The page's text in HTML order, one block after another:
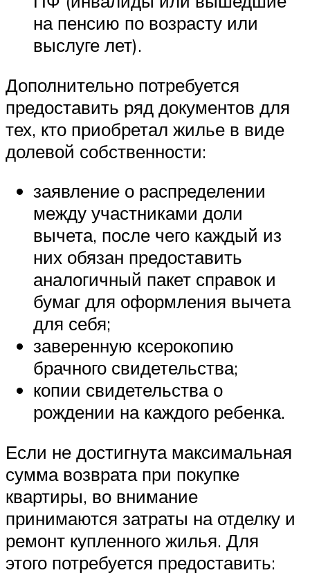
на пенсию по возрасту или
выслуге лет).
Дополнительно потребуется
предоставить ряд документов для
тех, кто приобретал жилье в виде
долевой собственности:
заявление о распределении
между участниками доли
вычета, после чего каждый из
них обязан предоставить
аналогичный пакет справок и
бумаг для оформления вычета
для себя;
заверенную ксерокопию
брачного свидетельства;
копии свидетельства о
рождении на каждого ребенка.
Если не достигнута максимальная
сумма возврата при покупке
квартиры, во внимание
принимаются затраты на отделку и
ремонт купленного жилья. Для
этого потребуется предоставить: